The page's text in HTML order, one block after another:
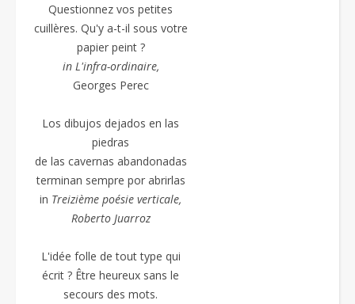
Questionnez vos petites
cuillères. Qu'y a-t-il sous votre
papier peint ?
in L'infra-ordinaire,
Georges Perec
Los dibujos dejados en las
piedras
de las cavernas abandonadas
terminan sempre por abrirlas
in Treizième poésie verticale,
Roberto Juarroz
L'idée folle de tout type qui
écrit ? Être heureux sans le
secours des mots.